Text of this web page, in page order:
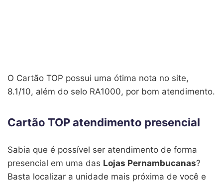
O Cartão TOP possui uma ótima nota no site,
8.1/10, além do selo RA1000, por bom atendimento.
Cartão TOP atendimento presencial
Sabia que é possível ser atendimento de forma
presencial em uma das Lojas Pernambucanas?
Basta localizar a unidade mais próxima de você e